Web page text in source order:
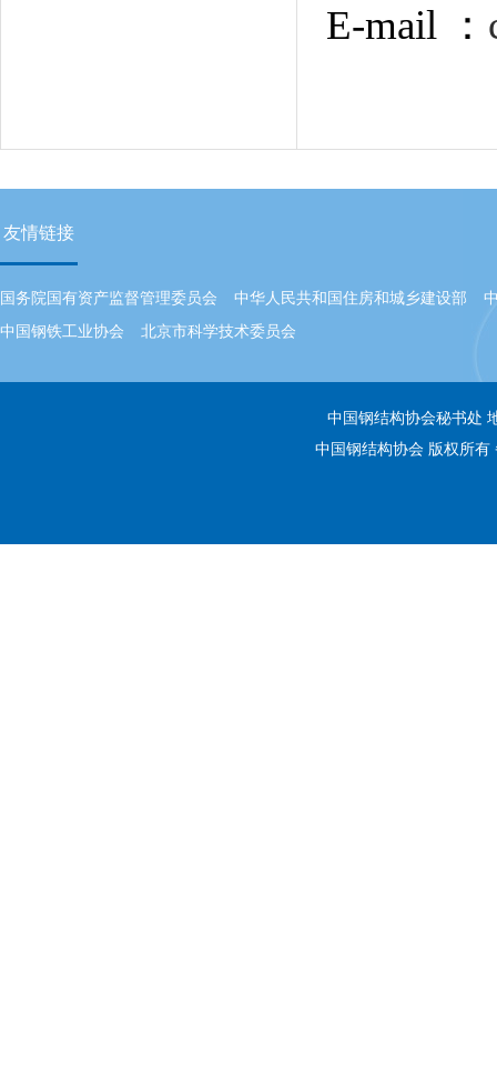
E-mail ：
友情链接
国务院国有资产监督管理委员会 中华人民共和国住房和城乡建设部
中国钢铁工业协会
北京市科学技术委员会
中国钢结构协会秘书处
中国钢结构协会 版权所有